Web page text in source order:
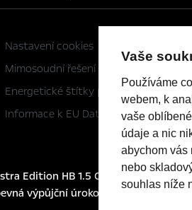
Nastavení cookies
Mimosoudní řešení sporů
Energetické štítky pneumatik
Informace k EU Data Act
Edition HB 1.5 CDTI (96 kW/130 k)
výpůjční úroková sazba: 1,24%
Vaše
Používáme
webem, k
vaše
údaje a nic
abychom vás
nebo
souhlas níže